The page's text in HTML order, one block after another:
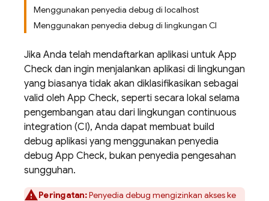
Menggunakan penyedia debug di localhost
Menggunakan penyedia debug di lingkungan CI
Jika Anda telah mendaftarkan aplikasi untuk App
Check dan ingin menjalankan aplikasi di lingkungan
yang biasanya tidak akan diklasifikasikan sebagai
valid oleh App Check, seperti secara lokal selama
pengembangan atau dari lingkungan continuous
integration (CI), Anda dapat membuat build
debug aplikasi yang menggunakan penyedia
debug App Check, bukan penyedia pengesahan
sungguhan.
Peringatan:Penyedia debug mengizinkan akses ke